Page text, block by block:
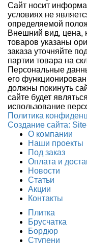
Сайт носит
условиях не
определяемой
Внешний вид, цена,
товаров указаны
заказа уточняйте
партии товара на
Персональные
его
должны покинуть
сайте будет
использование
Политика
Создание сайтa:
О компании
Наши проекты
Под заказ
Оплата и
Новости
Статьи
Акции
Контакты
Плитка
Брусчатка
Бордюр
Ступени